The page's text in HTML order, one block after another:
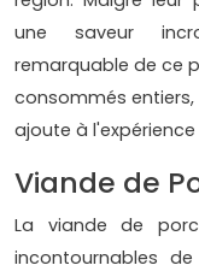
une saveur
remarquable de ce
consommés
ajoute à
Viande de
La viande de
incontournables